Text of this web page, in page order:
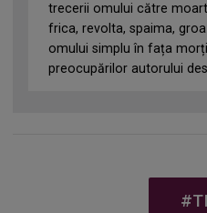
trecerii omului către
frica, revolta, spaima,
omului simplu în fața
preocupărilor autorului